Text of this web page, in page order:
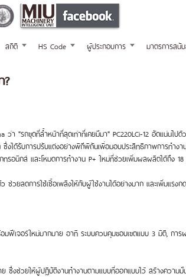
สถิติ HS Code ผู้ประกอบการ มาตรการสนั
ว่า "รถขุดที่ล้ำหน้าที่สุดเท่าที่เคยมีมา" PC220LCi-12 อัดแน่น
งได้รับการปรับแต่งอย่างพิถีพิถันเพื่อมอบประสิทธิภาพการทำง
รอนิกส์ และโหมดการทำงาน P+ ใหม่ที่ช่วยเพิ่มผลผลิตได้ถึง 18
ช่วยลดการใช้เชื้อเพลิงให้กับผู้ใช้งานได้อย่างมาก และเพิ่มแร
ฟีเจอร์ใหม่มากมาย อาทิ ระบบควบคุมขอบเขตแบบ 3 มิติ, กา
ซึ่งช่วยให้ผู้ปฏิบัติงานทำงานตามแบบที่ออกแบบไว้ สร้างความมั่